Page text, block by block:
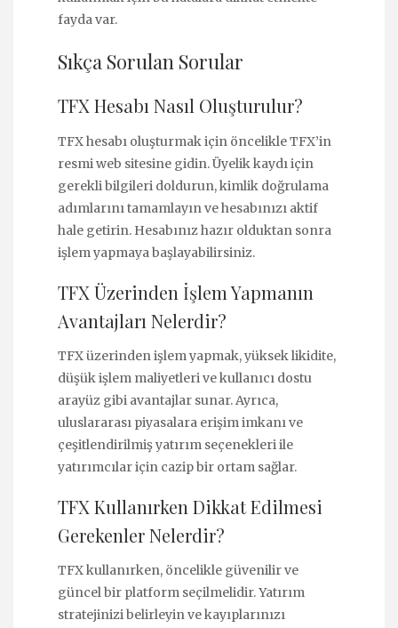
fayda var.
Sıkça Sorulan Sorular
TFX Hesabı Nasıl Oluşturulur?
TFX hesabı oluşturmak için öncelikle TFX’in
resmi web sitesine gidin. Üyelik kaydı için
gerekli bilgileri doldurun, kimlik doğrulama
adımlarını tamamlayın ve hesabınızı aktif
hale getirin. Hesabınız hazır olduktan sonra
işlem yapmaya başlayabilirsiniz.
TFX Üzerinden İşlem Yapmanın
Avantajları Nelerdir?
TFX üzerinden işlem yapmak, yüksek likidite,
düşük işlem maliyetleri ve kullanıcı dostu
arayüz gibi avantajlar sunar. Ayrıca,
uluslararası piyasalara erişim imkanı ve
çeşitlendirilmiş yatırım seçenekleri ile
yatırımcılar için cazip bir ortam sağlar.
TFX Kullanırken Dikkat Edilmesi
Gerekenler Nelerdir?
TFX kullanırken, öncelikle güvenilir ve
güncel bir platform seçilmelidir. Yatırım
stratejinizi belirleyin ve kayıplarınızı